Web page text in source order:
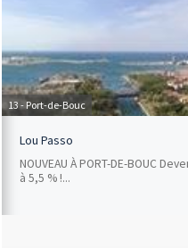
13 - Port-de-Bouc
Lou Passo
NOUVEAU À PORT-DE-BOUC
à 5,5 % !...